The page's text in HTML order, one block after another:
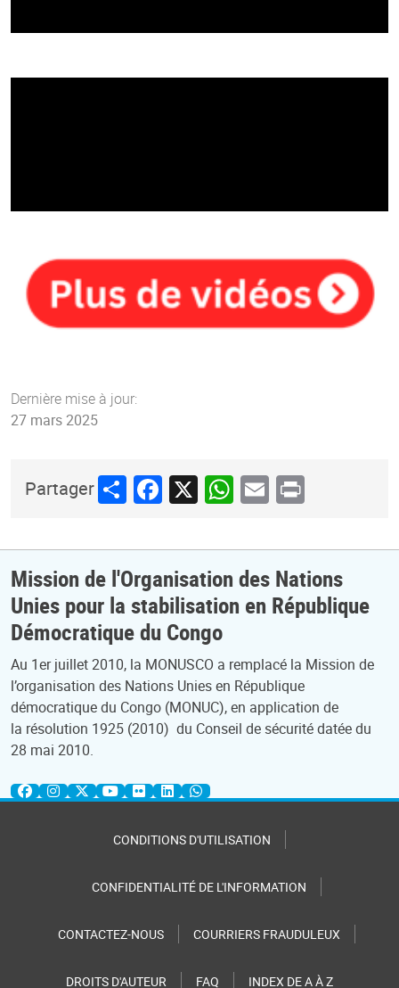
Dernière mise à jour:
27 mars 2025
PartagerShareFacebook
X WhatsApp
Email
Print
Mission de l'Organisation des Nations
Unies pour la stabilisation en République
Démocratique du Congo
Au 1er juillet 2010, la MONUSCO a remplacé la Mission de
l’organisation des Nations Unies en République
démocratique du Congo (MONUC), en application de
la résolution 1925 (2010) du Conseil de sécurité datée du
28 mai 2010.
CONDITIONS D'UTILISATION
CONFIDENTIALITÉ DE L'INFORMATION
CONTACTEZ-NOUS COURRIERS FRAUDULEUX
DROITS D'AUTEUR FAQ INDEX DE A À Z